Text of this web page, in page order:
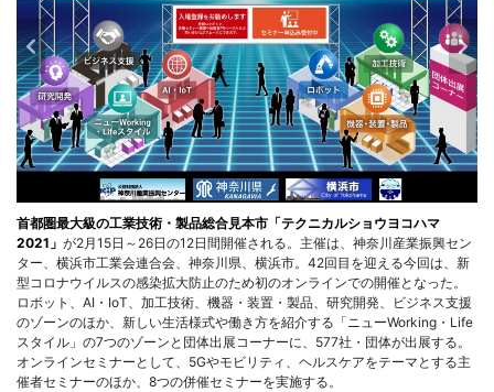
首都圏最大級の工業技術・製品総合見本市「テクニカルショウヨコハマ
2021」 が2月15日～26日の12日間開催される。主催は、神奈川産業振興セン
ター、横浜市工業会連合会、神奈川県、横浜市。42回目を迎える今回は、新
型コロナウイルスの感染拡大防止のため初のオンラインでの開催となった。
ロボット、AI・IoT、加工技術、機器・装置・製品、研究開発、ビジネス支援
のゾーンのほか、新しい生活様式や働き方を紹介する「ニューWorking・Life
スタイル」の7つのゾーンと団体出展コーナーに、577社・団体が出展する。
オンラインセミナーとして、5Gやモビリティ、ヘルスケアをテーマとする主
催者セミナーのほか、8つの併催セミナーを実施する。